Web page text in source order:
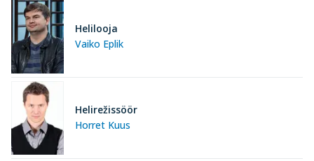
Vaiko Eplik
Helilooja
Horret Kuus
Helirežissöör